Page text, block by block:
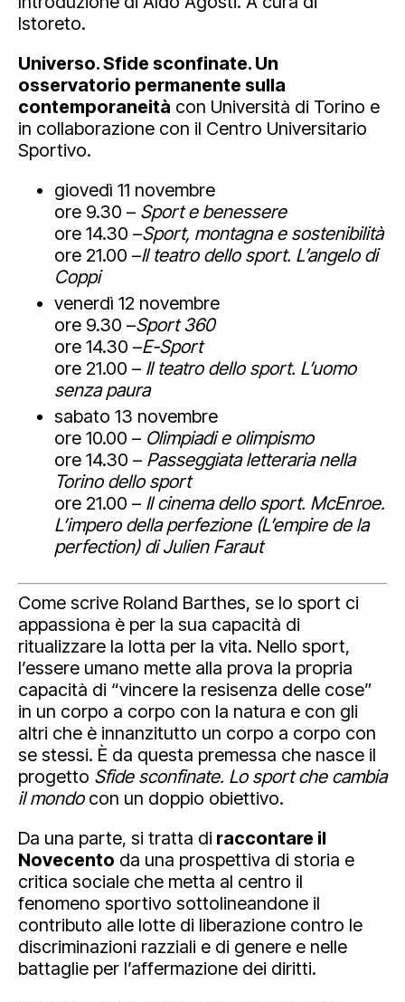
Istoreto.
Universo. Sfide sconfinate. Un
osservatorio permanente sulla
contemporaneità con Università di Torino e
in collaborazione con il Centro Universitario
Sportivo.
giovedì 11 novembre
ore 9.30 – Sport e benessere
ore 14.30 –Sport, montagna e sostenibilità
ore 21.00 –Il teatro dello sport. L’angelo di
Coppi
venerdì 12 novembre
ore 9.30 –Sport 360
ore 14.30 –E-Sport
ore 21.00 – Il teatro dello sport. L’uomo
senza paura
sabato 13 novembre
ore 10.00 – Olimpiadi e olimpismo
ore 14.30 – Passeggiata letteraria nella
Torino dello sport
ore 21.00 – Il cinema dello sport. McEnroe.
L’impero della perfezione (L’empire de la
perfection) di Julien Faraut
Come scrive Roland Barthes, se lo sport ci
appassiona è per la sua capacità di
ritualizzare la lotta per la vita. Nello sport,
l’essere umano mette alla prova la propria
capacità di “vincere la resisenza delle cose”
in un corpo a corpo con la natura e con gli
altri che è innanzitutto un corpo a corpo con
se stessi. È da questa premessa che nasce il
progetto Sfide sconfinate. Lo sport che cambia
il mondo con un doppio obiettivo.
Da una parte, si tratta di raccontare il
Novecento da una prospettiva di storia e
critica sociale che metta al centro il
fenomeno sportivo sottolineandone il
contributo alle lotte di liberazione contro le
discriminazioni razziali e di genere e nelle
battaglie per l’affermazione dei diritti.